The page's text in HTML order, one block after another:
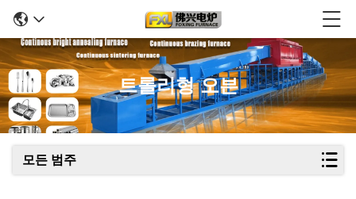
트롤리형 오븐
모든 범주